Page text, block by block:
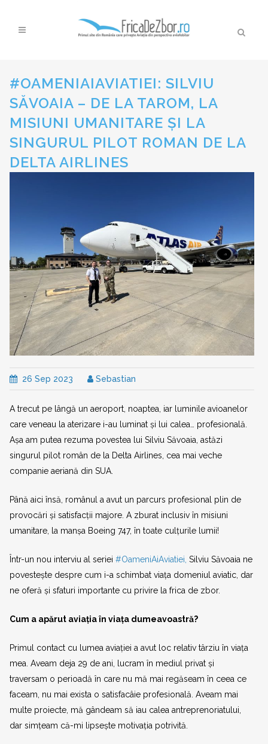
#OAMENIAIAVIATIEI: SILVIU
SĂVOAIA – DE LA TAROM, LA
MISIUNI UMANITARE ȘI LA
SINGURUL PILOT ROMAN DE LA
DELTA AIRLINES
26 Sep 2023 Sebastian
A trecut pe lângă un aeroport, noaptea, iar luminile avioanelor
care veneau la aterizare i-au luminat și lui calea… profesională.
Așa am putea rezuma povestea lui Silviu Săvoaia, astăzi
singurul pilot român de la Delta Airlines, cea mai veche
companie aeriană din SUA.
Până aici însă, românul a avut un parcurs profesional plin de
provocări și satisfacții majore. A zburat inclusiv în misiuni
umanitare, la manșa Boeing 747, în toate culțurile lumii!
Într-un nou interviu al seriei#OameniAiAviatiei, Silviu Săvoaia ne
povestește despre cum i-a schimbat viața domeniul aviatic, dar
ne oferă și sfaturi importante cu privire la frica de zbor.
Cum a apărut aviația în viața dumeavoastră?
Primul contact cu lumea aviației a avut loc relativ târziu în viața
mea. Aveam deja 29 de ani, lucram în mediul privat și
traversam o perioadă în care nu mă mai regăseam în ceea ce
faceam, nu mai exista o satisfacâie profesională. Aveam mai
multe proiecte, mă gândeam să iau calea antreprenoriatului,
dar simțeam că-mi lipsește motivația potrivită.